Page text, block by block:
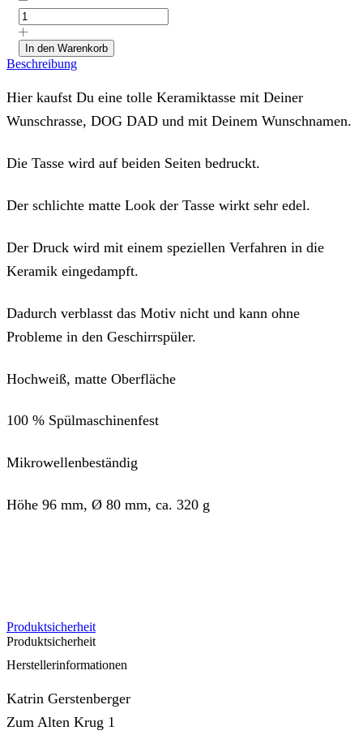
mit
DOG
DAD"
mit
Menge
In den Warenkorb
Beschreibung
Hier kaufst Du eine tolle Keramiktasse mit Deiner
Wunschrasse, DOG DAD und mit Deinem Wunschnamen.
Die Tasse wird auf beiden Seiten bedruckt.
Der schlichte matte Look der Tasse wirkt sehr edel.
Der Druck wird mit einem speziellen Verfahren in die
Keramik eingedampft.
Dadurch verblasst das Motiv nicht und kann ohne
Probleme in den Geschirrspüler.
Hochweiß, matte Oberfläche
100 % Spülmaschinenfest
Mikrowellenbeständig
Höhe 96 mm, Ø 80 mm, ca. 320 g
Produktsicherheit
Produktsicherheit
Herstellerinformationen
Katrin Gerstenberger
Zum Alten Krug 1